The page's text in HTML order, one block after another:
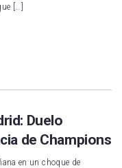
[…]
Duelo
de Champions
en un choque de